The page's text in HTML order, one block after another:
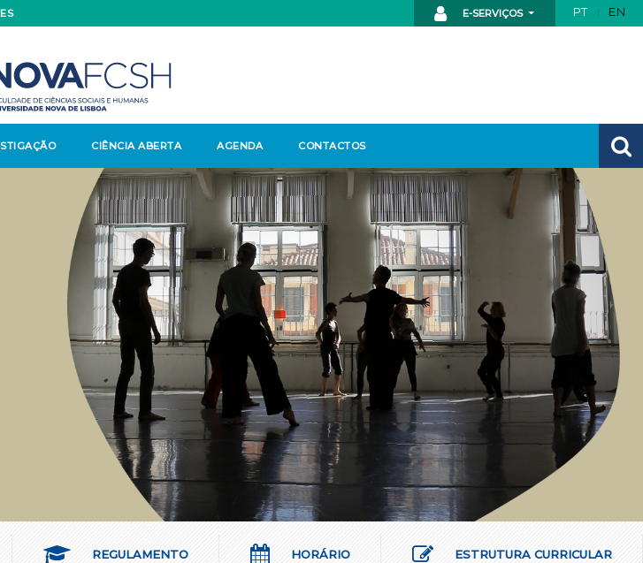
E-SERVIÇOS PT EN
CIÊNCIA ABERTA AGENDA CONTACTOS
ESTRUTURA CURRICULAR
HORÁRIO
REGULAMENTO